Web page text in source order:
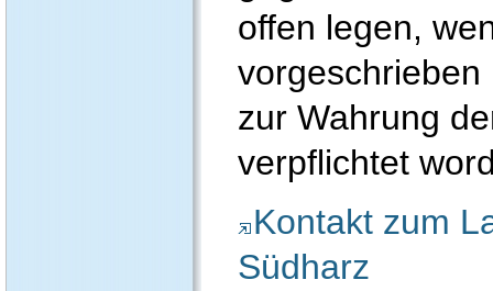
offen legen,
zur Wahrung
verpflichtet
Kontakt zum
Südharz